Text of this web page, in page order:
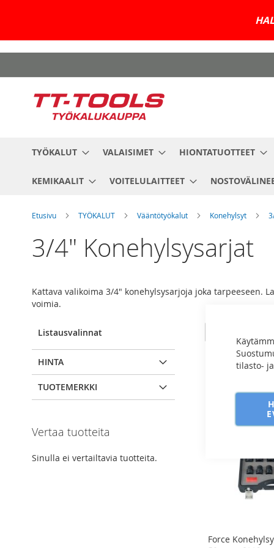
tilasto-
to
TYÖKALUT VALAISIMET HIONTATUOTTEET
KEMIKAALIT VOITELULAITTEET
Etusivu TYÖKALUT Vääntötyökalut Konehylsyt
3/4" Konehylsysarjat
Kattava valikoima 3/4" konehylsysarjoja joka tarpeeseen.
voimia.
Force
Listausvalinnat
HINTA
TUOTEMERKKI
Vertaa tuotteita
Sinulla ei vertailtavia tuotteita.